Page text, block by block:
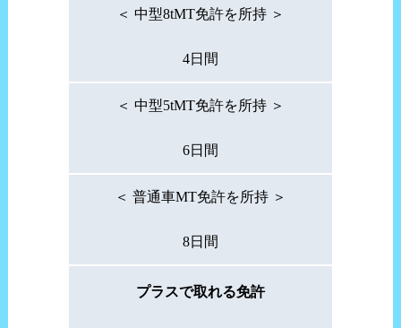
＜ 中型8tMT免許を所持 ＞
4日間
＜ 中型5tMT免許を所持 ＞
6日間
＜ 普通車MT免許を所持 ＞
8日間
プラスで取れる免許